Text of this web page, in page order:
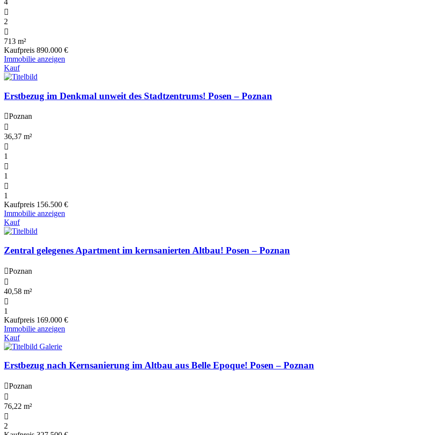
2
713 m²
Kaufpreis 890.000 €
Immobilie anzeigen
Kauf
Erstbezug im Denkmal unweit des Stadtzentrums! Posen – Poznan
Poznan
36,37 m²
1
1
1
Kaufpreis 156.500 €
Immobilie anzeigen
Kauf
Zentral gelegenes Apartment im kernsanierten Altbau! Posen – Poznan
Poznan
40,58 m²
1
Kaufpreis 169.000 €
Immobilie anzeigen
Kauf
Erstbezug nach Kernsanierung im Altbau aus Belle Epoque! Posen – Poznan
Poznan
76,22 m²
2